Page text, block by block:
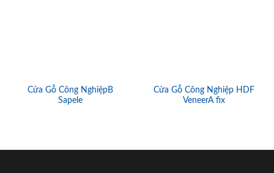
Cửa Gỗ Công NghiệpB
Sapele
Cửa Gỗ Công Nghiệp HDF
VeneerA fix